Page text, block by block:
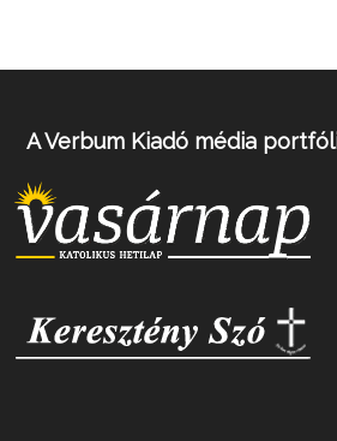
A Verbum Kiadó média